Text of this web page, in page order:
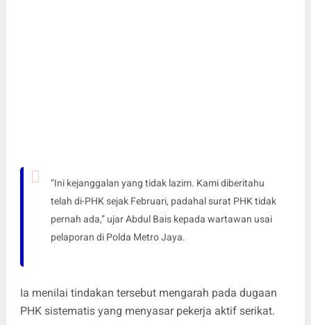
“Ini kejanggalan yang tidak lazim. Kami diberitahu
telah di-PHK sejak Februari, padahal surat PHK tidak
pernah ada,” ujar Abdul Bais kepada wartawan usai
pelaporan di Polda Metro Jaya.
Ia menilai tindakan tersebut mengarah pada dugaan
PHK sistematis yang menyasar pekerja aktif serikat.